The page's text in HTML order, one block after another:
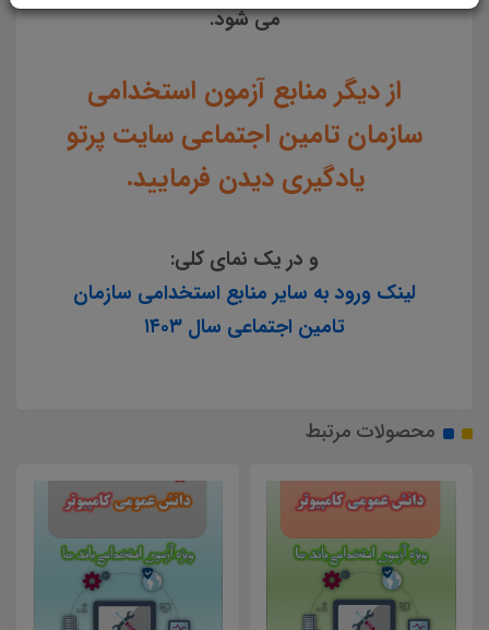
می شود.
از دیگر منابع آزمون استخدامی
سازمان تامین اجتماعی سایت پرتو
یادگیری دیدن فرمایید.
و در یک نمای کلی:
لینک ورود به سایر منابع استخدامی سازمان
تامین اجتماعی سال ۱۴۰۳
محصولات مرتبط